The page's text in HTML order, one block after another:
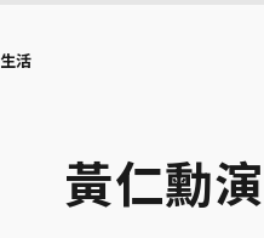
生活
黃仁勳